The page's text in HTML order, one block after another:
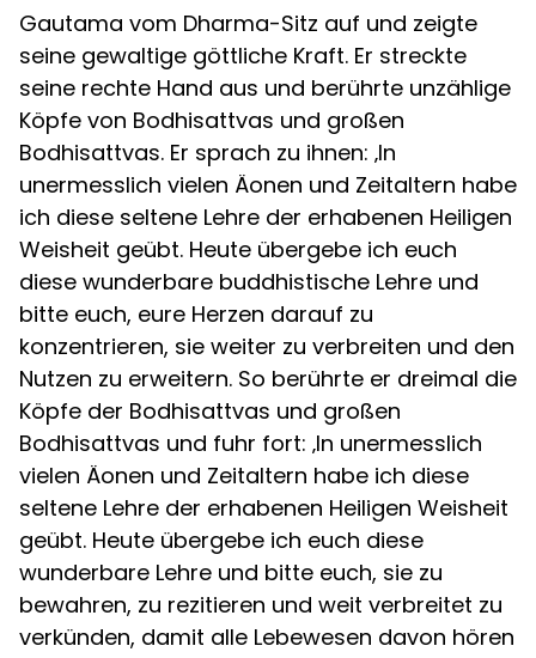
Gautama vom Dharma-Sitz auf und zeigte
seine gewaltige göttliche Kraft. Er streckte
seine rechte Hand aus und berührte unzählige
Köpfe von Bodhisattvas und großen
Bodhisattvas. Er sprach zu ihnen: ‚In
unermesslich vielen Äonen und Zeitaltern habe
ich diese seltene Lehre der erhabenen Heiligen
Weisheit geübt. Heute übergebe ich euch
diese wunderbare buddhistische Lehre und
bitte euch, eure Herzen darauf zu
konzentrieren, sie weiter zu verbreiten und den
Nutzen zu erweitern. So berührte er dreimal die
Köpfe der Bodhisattvas und großen
Bodhisattvas und fuhr fort: ‚In unermesslich
vielen Äonen und Zeitaltern habe ich diese
seltene Lehre der erhabenen Heiligen Weisheit
geübt. Heute übergebe ich euch diese
wunderbare Lehre und bitte euch, sie zu
bewahren, zu rezitieren und weit verbreitet zu
verkünden, damit alle Lebewesen davon hören